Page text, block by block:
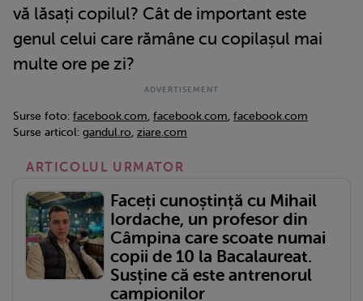
vă lăsați copilul? Cât de important este
genul celui care rămâne cu copilașul mai
multe ore pe zi?
Surse foto: facebook.com, facebook.com, facebook.com
Surse articol: gandul.ro, ziare.com
ARTICOLUL URMATOR
Faceți cunoștință cu Mihail
Iordache, un profesor din
Câmpina care scoate numai
copii de 10 la Bacalaureat.
Susține că este antrenorul
campionilor